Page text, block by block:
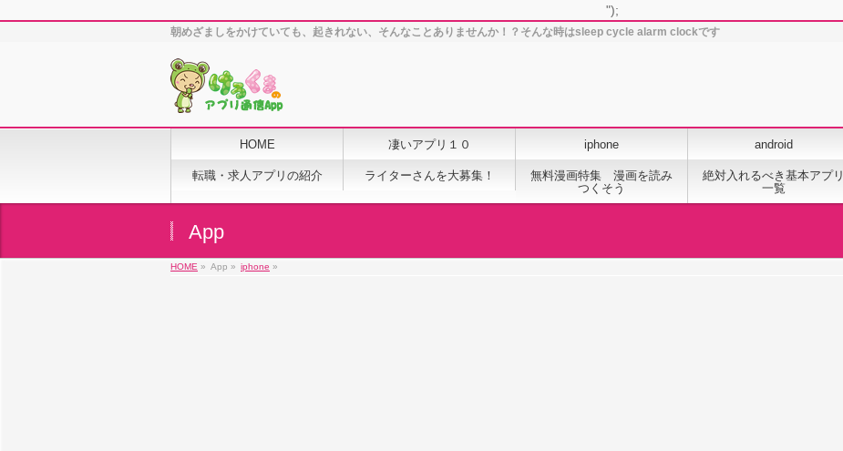
");
朝めざましをかけていても、起きれない、そんなことありませんか！？そんな時はsleep cycle alarm clockです
HOME 凄いアプリ１０ iphone android
転職・求人アプリの紹介 ライターさんを大募集！
無料漫画特集 漫画を読み
つくそう
絶対入れるべき基本アプリ
一覧
App
HOME » App » iphone »